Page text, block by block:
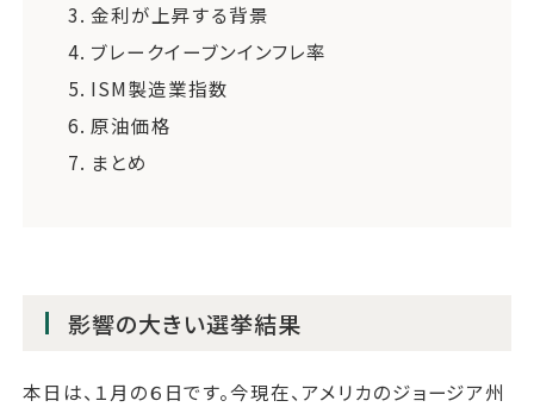
3. 金利が上昇する背景
4. ブレークイーブンインフレ率
5. ISM製造業指数
6. 原油価格
7. まとめ
影響の大きい選挙結果
本日は、１月の６日です。今現在、アメリカのジョージア州